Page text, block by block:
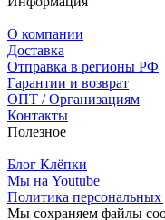
О компании
Доставка
Отправка в регионы РФ
Гарантии и возврат
ОПТ / Организациям
Контакты
Полезное
Блог Клёпки
Мы на Youtube
Политика
Мы сохраняем файлы